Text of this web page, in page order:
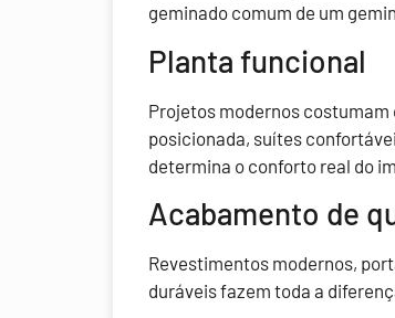
geminado comum de um
Planta funcional
Projetos modernos
posicionada, suítes
determina o conforto real do
Acabamento de
Revestimentos modernos,
duráveis fazem toda a